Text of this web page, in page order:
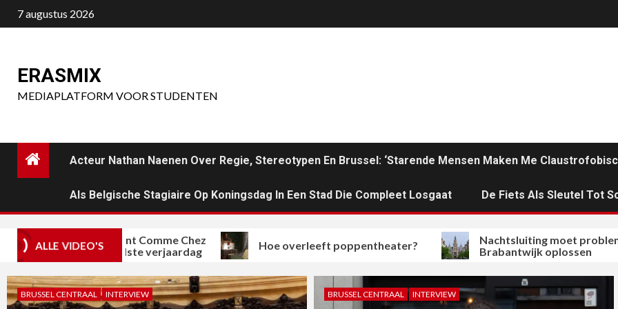
naar
7 augustus 2026
ERASMIX
MEDIAPLATFORM VOOR STUDENTEN
Acteur Nathan Naenen Over Regie, Stereotypen En Brussel: ‘Starende Mensen Maken Me
Als Belgische Stagiaire Op Koningsdag In Een Stad Die Compleet Losgaat De Fiets Als Sleutel Tot
ALLE VIDEO'SComme Chez
viert honderdste verjaardag
Hoe overleeft poppentheater?
Nachtsluiting moet problemen in
Brabantwijk oplossen
BRUSSEL CENTRAAL INTERVIEW BRUSSEL CENTRAAL INTERVIEW